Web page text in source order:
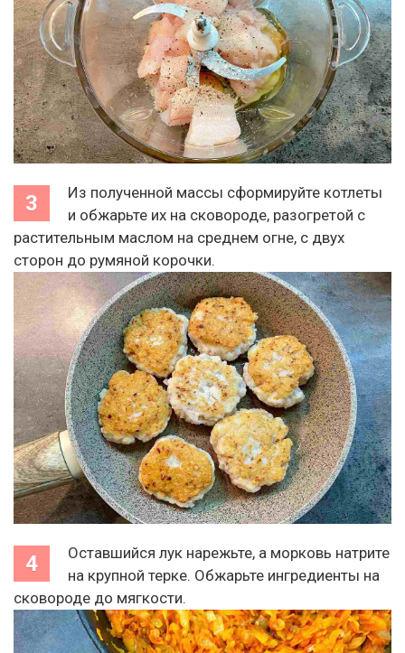
Из полученной массы сформируйте котлеты
и обжарьте их на сковороде, разогретой с
растительным маслом на среднем огне, с двух
сторон до румяной корочки.
Оставшийся лук нарежьте, а морковь натрите
на крупной терке. Обжарьте ингредиенты на
сковороде до мягкости.